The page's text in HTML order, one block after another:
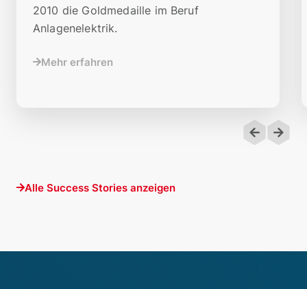
2010 die Goldmedaille im Beruf
Anlagenelektrik.
Mehr erfahren
Alle Success Stories anzeigen